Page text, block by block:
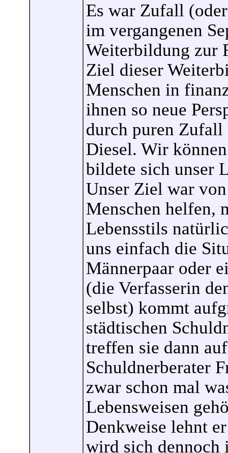
Es war Zufall
im vergangenen
Weiterbildung zur
Ziel dieser
Menschen in
ihnen so neue
durch puren Zufall
Diesel. Wir
bildete sich unser
Unser Ziel war
Menschen helfen,
Lebensstils
uns einfach die
Männerpaar oder
(die Verfasserin
selbst) kommt
städtischen
treffen sie dann
Schuldnerberater
zwar schon mal
Lebensweisen
Denkweise lehnt
wird sich dennoch